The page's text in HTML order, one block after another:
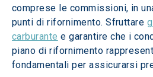
comprese le commissioni, in
punti di rifornimento. Sfruttare
carburante e garantire che i
piano di rifornimento
fondamentali per assicurarsi